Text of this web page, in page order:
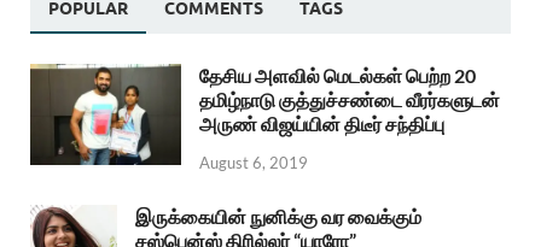
POPULAR COMMENTS TAGS
தேசிய அளவில் மெடல்கள் பெற்ற 20
தமிழ்நாடு குத்துச்சண்டை வீரர்களுடன்
அருண் விஜய்யின் திடீர் சந்திப்பு
August 6, 2019
இருக்கையின் நுனிக்கு வர வைக்கும்
சஸ்பென்ஸ் திரில்லர் “யாரோ”